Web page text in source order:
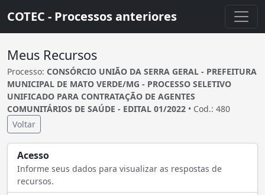
COTEC - Processos anteriores
Meus Recursos
Processo: CONSÓRCIO UNIÃO DA SERRA GERAL - PREFEITURA
MUNICIPAL DE MATO VERDE/MG - PROCESSO SELETIVO
UNIFICADO PARA CONTRATAÇÃO DE AGENTES
COMUNITÁRIOS DE SAÚDE - EDITAL 01/2022 • Cod.: 480
Voltar
Acesso
Informe seus dados para visualizar as respostas de
recursos.